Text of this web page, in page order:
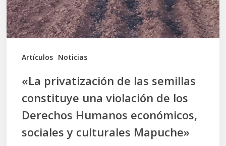
Artículos Noticias
una
violación
de
Humanos
económicos,
sociales
«La privatización de las semillas
constituye una violación de los
Derechos Humanos económicos,
sociales y culturales Mapuche»